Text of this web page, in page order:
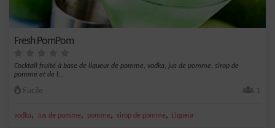
Fresh PomPom
Cocktail fruité à base de liqueur de pomme, vodka, jus de pomme, sirop de
pomme et de l...
Facile 1
vodka, Jus de pomme, pomme, sirop de pomme, Liqueur